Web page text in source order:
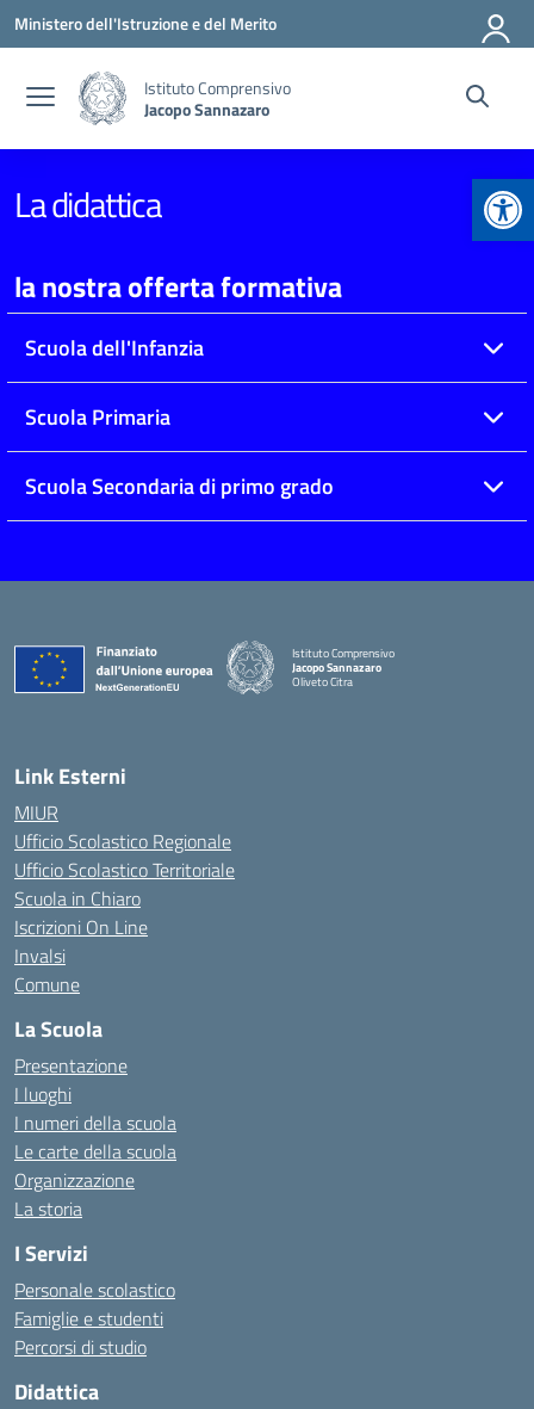
Vai ai contenuti
Vai al menu di navigazione
Vai al footer
Ministero dell'Istruzione e del Merito
Istituto Comprensivo
Jacopo Sannazaro
La didattica
la nostra offerta formativa
Scuola dell'Infanzia
Scuola Primaria
Scuola Secondaria di primo grado
Istituto Comprensivo
Jacopo Sannazaro
Oliveto Citra
Link Esterni
MIUR
Ufficio Scolastico Regionale
Ufficio Scolastico Territoriale
Scuola in Chiaro
Iscrizioni On Line
Invalsi
Comune
La Scuola
Presentazione
I luoghi
I numeri della scuola
Le carte della scuola
Organizzazione
La storia
I Servizi
Personale scolastico
Famiglie e studenti
Percorsi di studio
Didattica